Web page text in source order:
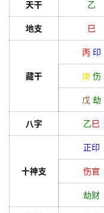
天干 乙
地支 巳
藏干
丙 印
庚 伤
戊 劫
八字 乙巳
十神支
正印
伤官
劫财